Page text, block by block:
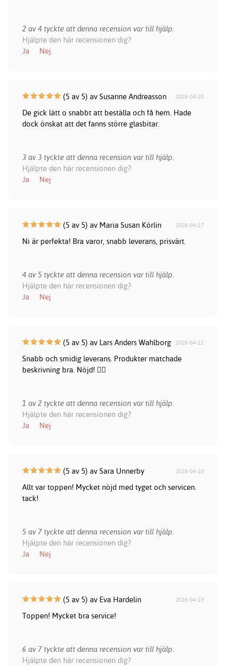
2 av 4 tyckte att denna recension var till hjälp.
Hjälpte den här recensionen dig?
Ja
Nej
(5 av 5) av Susanne Andreasson 2026-04-20
De gick lätt o snabbt att beställa och få hem. Hade
dock önskat att det fanns större glasbitar.
3 av 3 tyckte att denna recension var till hjälp.
Hjälpte den här recensionen dig?
Ja
Nej
(5 av 5) av Maria Susan Körlin 2026-04-17
Ni är perfekta! Bra varor, snabb leverans, prisvärt.
4 av 5 tyckte att denna recension var till hjälp.
Hjälpte den här recensionen dig?
Ja
Nej
(5 av 5) av Lars Anders Wahlborg 2026-04-11
Snabb och smidig leverans. Produkter matchade
beskrivning bra. Nöjd! 👍🏻
1 av 2 tyckte att denna recension var till hjälp.
Hjälpte den här recensionen dig?
Ja
Nej
(5 av 5) av Sara Unnerby 2026-04-10
Allt var toppen! Mycket nöjd med tyget och servicen.
tack!
5 av 7 tyckte att denna recension var till hjälp.
Hjälpte den här recensionen dig?
Ja
Nej
(5 av 5) av Eva Hardelin 2026-04-19
Toppen! Mycket bra service!
6 av 7 tyckte att denna recension var till hjälp.
Hjälpte den här recensionen dig?